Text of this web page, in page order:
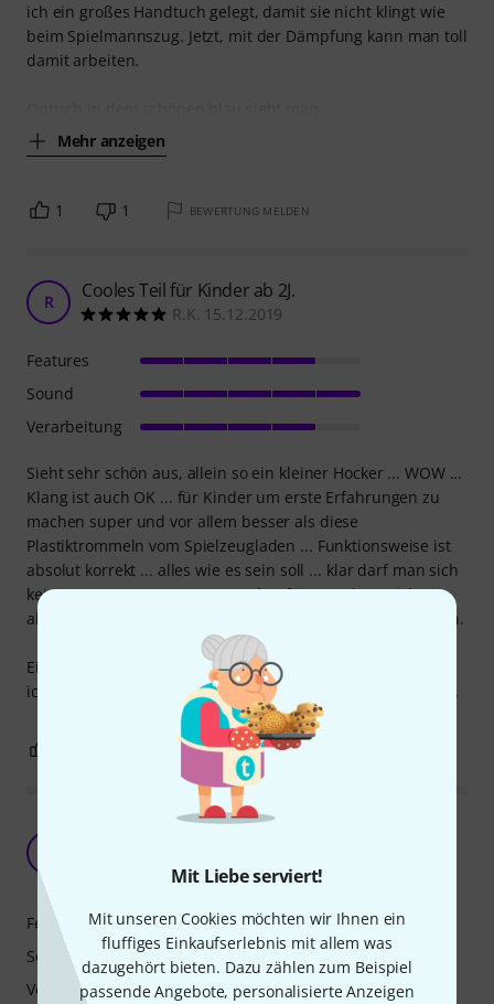
Mit Liebe serviert!
Mit unseren Cookies möchten wir Ihnen ein
fluffiges Einkaufserlebnis mit allem was
dazugehört bieten. Dazu zählen zum Beispiel
passende Angebote, personalisierte Anzeigen
ich ein großes Handtuch gelegt, damit sie nicht klingt wie
beim Spielmannszug. Jetzt, mit der Dämpfung kann man toll
damit arbeiten.
Mehr anzeigen
1 1 BEWERTUNG MELDEN
R Cooles Teil für Kinder ab 2J.
R.K. 15.12.2019
Sieht sehr schön aus, allein so ein kleiner Hocker ... WOW ...
Klang ist auch OK ... für Kinder um erste Erfahrungen zu
machen super und vor allem besser als diese
Plastiktrommeln vom Spielzeugladen ... Funktionsweise ist
absolut korrekt ... alles wie es sein soll ... klar darf man sich
kein Top Drumset erwarten ... aber für 1-2 Jahre reicht es
allemal ... mit diesem Preis kann man nichts falsch machen.
Einzig die Hi Hat Maschine ist etwas wackelig ... da werde
ich aber noch bissl nachbessern ... dann wird es OK sein ...
Features
Sound
Verarbeitung
BEWERTUNG MELDEN
Ein gutes Kinder-Schlagzeug - nicht mehr, aber
DrummatikersLehrer 12.04.2023
Features
Sound
Verarbeitung